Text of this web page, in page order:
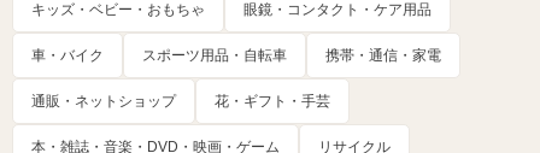
キッズ・ベビー・おもちゃ 眼鏡・コンタクト・ケア用品
車・バイク スポーツ用品・自転車 携帯・通信・家電
通販・ネットショップ 花・ギフト・手芸
本・雑誌・音楽・DVD・映画・ゲーム リサイクル